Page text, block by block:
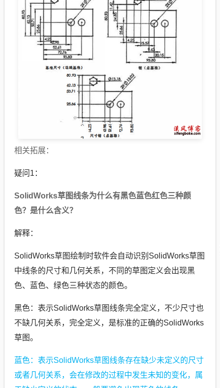
相关拓展：
疑问1：
SolidWorks草图线条为什么有黑色蓝色红色三种颜
色？是什么含义？
解释：
SolidWorks草图绘制时软件会自动识别SolidWorks草图
中线条的尺寸和几何关系，不同的草图定义会出现黑
色、蓝色、绿色三种状态的颜色。
黑色：表示SolidWorks草图线条完全定义，不少尺寸也
不缺几何关系，完全定义，是标准的正确的SolidWorks
草图。
蓝色：表示SolidWorks草图线条存在缺少未定义的尺寸
或者几何关系，会在修改的过程中发生未知的变化，属